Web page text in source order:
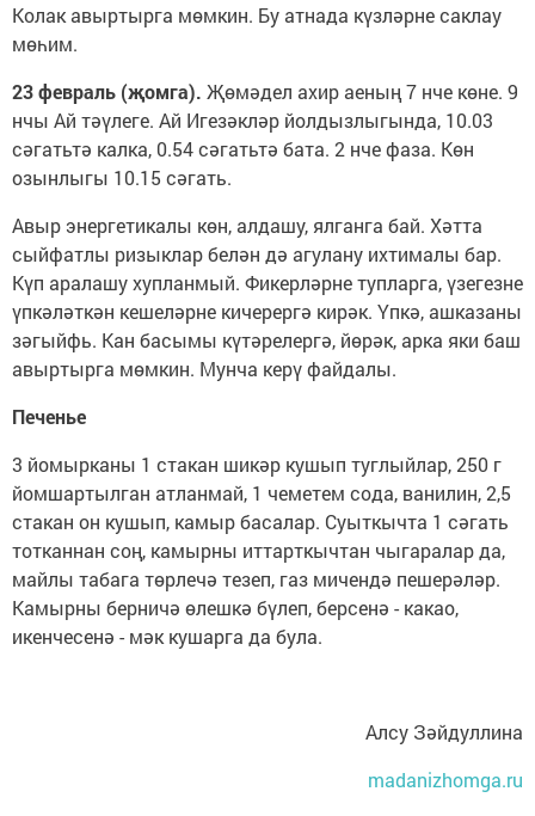
Колак авыртырга мөмкин. Бу атнада күзләрне саклау
мөһим.
23 февраль (җомга). Җөмәдел ахир аеның 7 нче көне. 9
нчы Ай тәүлеге. Ай Игезәкләр йолдызлыгында, 10.03
сәгатьтә калка, 0.54 сәгатьтә бата. 2 нче фаза. Көн
озынлыгы 10.15 сәгать.
Авыр энергетикалы көн, алдашу, ялганга бай. Хәтта
сыйфатлы ризыклар белән дә агулану ихтималы бар.
Күп аралашу хупланмый. Фикерләрне тупларга, үзегезне
үпкәләткән кешеләрне кичерергә кирәк. Үпкә, ашказаны
зәгыйфь. Кан басымы күтәрелергә, йөрәк, арка яки баш
авыртырга мөмкин. Мунча керү файдалы.
Печенье
3 йомырканы 1 стакан шикәр кушып туглыйлар, 250 г
йомшартылган атланмай, 1 чеметем сода, ванилин, 2,5
стакан он кушып, камыр басалар. Суыткычта 1 сәгать
тотканнан соң, камырны иттарткычтан чыгаралар да,
майлы табага төрлечә тезеп, газ мичендә пешерәләр.
Камырны берничә өлешкә бүлеп, берсенә - какао,
икенчесенә - мәк кушарга да була.
Алсу Зәйдуллина
madanizhomga.ru